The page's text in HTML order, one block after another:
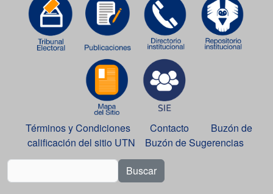
Términos y Condiciones Contacto
Buzón de
calificación del sitio UTN
Buzón de Sugerencias
Buscar